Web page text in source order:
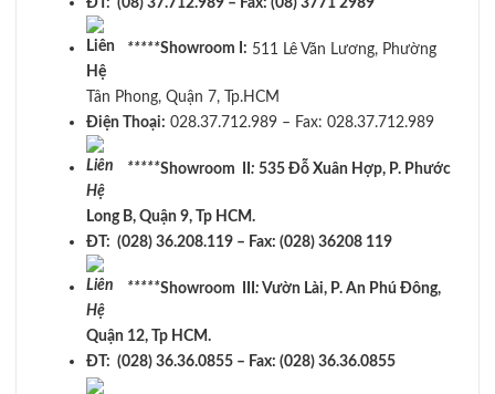
*****Showroom I: 511 Lê Văn Lương, Phường
Tân Phong, Quận 7, Tp.HCM
Điện Thoại: 028.37.712.989 – Fax: 028.37.712.989
*****Showroom II : 535 Đỗ Xuân Hợp, P. Phước
Long B, Quận 9, Tp HCM.
ĐT: (028) 36.208.119 – Fax: (028) 36208 119
*****Showroom III : Vườn Lài, P. An Phú Đông,
Quận 12, Tp HCM.
ĐT: (028) 36.36.0855 – Fax: (028) 36.36.0855